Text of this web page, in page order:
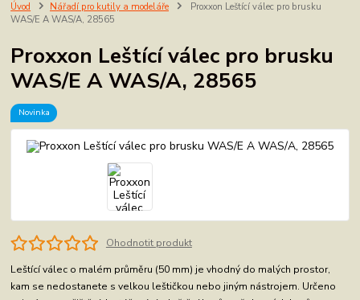
Úvod Nářadí pro kutily a modeláře
Proxxon Leštící válec pro brusku
WAS/E A WAS/A, 28565
Proxxon Leštící válec pro brusku
WAS/E A WAS/A, 28565
Novinka
Ohodnotit produkt
Leštící válec o malém průměru (50 mm) je vhodný do malých prostor,
kam se nedostanete s velkou leštičkou nebo jiným nástrojem. Určeno